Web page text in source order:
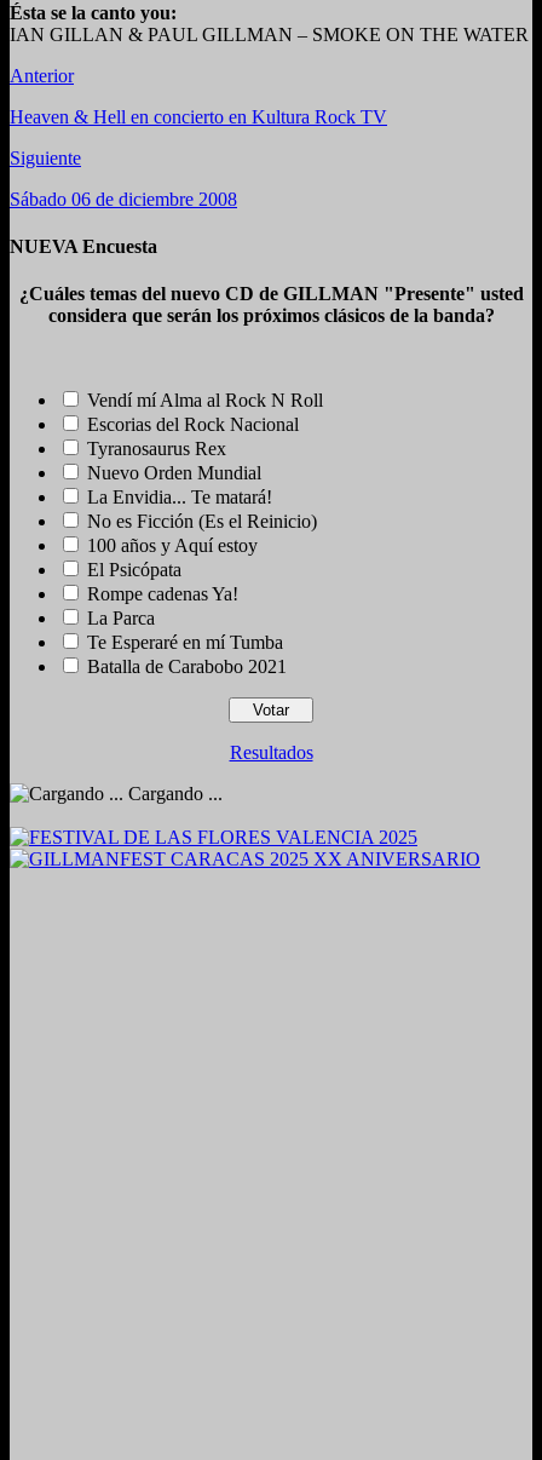
Ésta se la canto you:
IAN GILLAN & PAUL GILLMAN – SMOKE ON THE WATER
Anterior
Heaven & Hell en concierto en Kultura Rock TV
Siguiente
Sábado 06 de diciembre 2008
NUEVA Encuesta
¿Cuáles temas del nuevo CD de GILLMAN "Presente" usted
considera que serán los próximos clásicos de la banda?
Vendí mí Alma al Rock N Roll
Escorias del Rock Nacional
Tyranosaurus Rex
Nuevo Orden Mundial
La Envidia... Te matará!
No es Ficción (Es el Reinicio)
100 años y Aquí estoy
El Psicópata
Rompe cadenas Ya!
La Parca
Te Esperaré en mí Tumba
Batalla de Carabobo 2021
Resultados
Cargando ...